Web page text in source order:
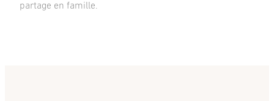
partage en famille.